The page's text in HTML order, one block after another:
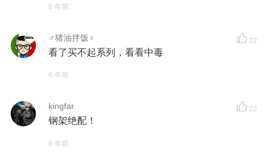
6 年前
♂猪油拌饭♀ 22
看了买不起系列，看看中毒
6 年前
kingfar 22
钢架绝配！
6 年前